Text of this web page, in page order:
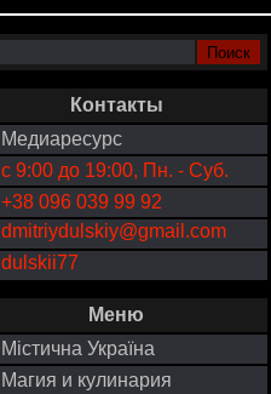
Контакты
Медиаресурс
с 9:00 до 19:00, Пн. - Суб.
+38 096 039 99 92
dmitriydulskiy@gmail.com
dulskii77
Меню
Містична Україна
Магия и кулинария